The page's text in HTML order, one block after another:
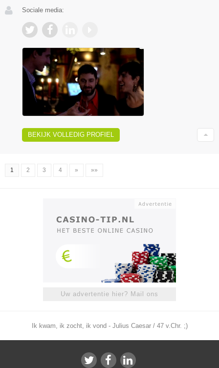
Sociale media:
BEKIJK VOLLEDIG PROFIEL
1 2 3 4 » »»
Uw advertentie hier? Mail ons
Ik kwam, ik zocht, ik vond - Julius Caesar / 47 v.Chr. ;)